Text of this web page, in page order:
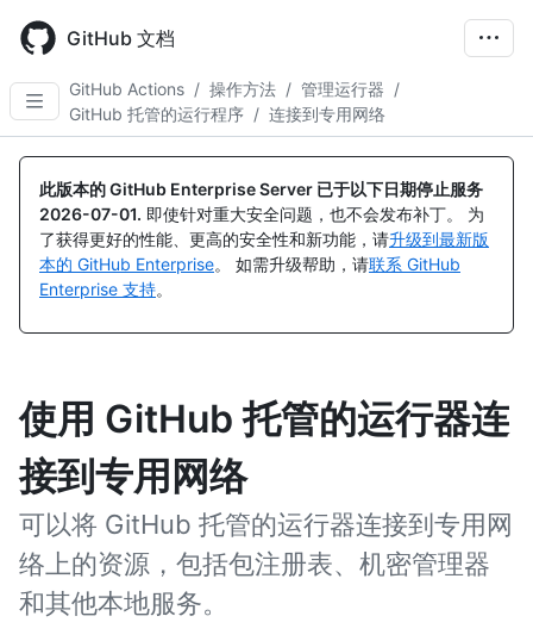
main
content
GitHub 文档
GitHub Actions / 操作方法 / 管理运行器 /
GitHub 托管的运行程序 / 连接到专用网络
此版本的 GitHub Enterprise Server 已于以下日期停止服务
2026-07-01. 即使针对重大安全问题，也不会发布补丁。 为
了获得更好的性能、更高的安全性和新功能，请升级到最新版
本的 GitHub Enterprise。 如需升级帮助，请联系 GitHub
Enterprise 支持。
使用 GitHub 托管的运行器连
接到专用网络
可以将 GitHub 托管的运行器连接到专用网
络上的资源，包括包注册表、机密管理器
和其他本地服务。